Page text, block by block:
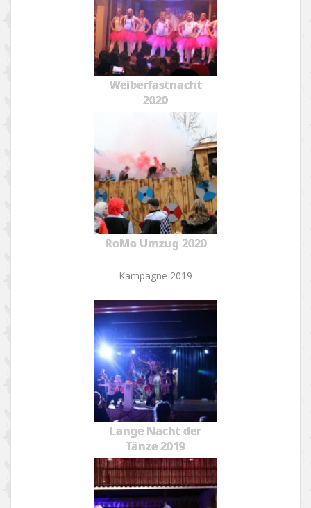
Weiberfastnacht
2020
RoMo Umzug 2020
Kampagne 2019
Lange Nacht der
Tänze 2019